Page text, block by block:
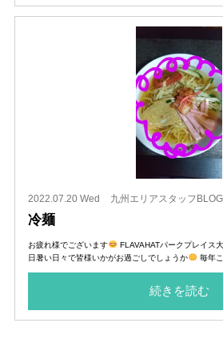
2022.07.20 Wed 九州エリアスタッフBLOG
冷麺
お疲れ様でございます
FLAVAHATパークプレイス
日暑い日々で皆様いかがお過ごしでしょうか
毎年
続きを読む